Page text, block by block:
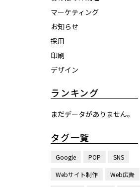
マーケティング
お知らせ
採用
印刷
デザイン
ランキング
まだデータがありません。
タグ一覧
Google POP SNS
Webサイト制作 Web広告